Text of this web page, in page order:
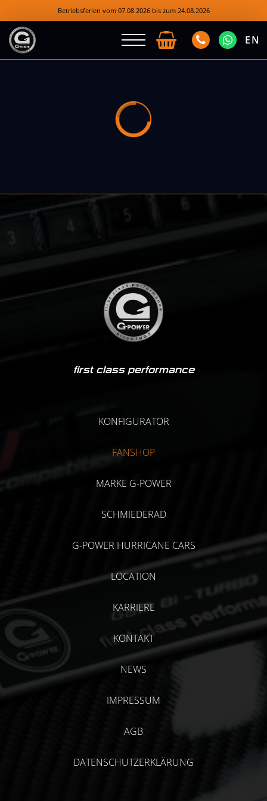
Betriebsferien vom 07.08.2026 bis zum 24.08.2026
EN
first class performance
KONFIGURATOR
FANSHOP
MARKE G-POWER
SCHMIEDERAD
G-POWER HURRICANE CARS
LOCATION
KARRIERE
KONTAKT
NEWS
IMPRESSUM
AGB
DATENSCHUTZERKLÄRUNG